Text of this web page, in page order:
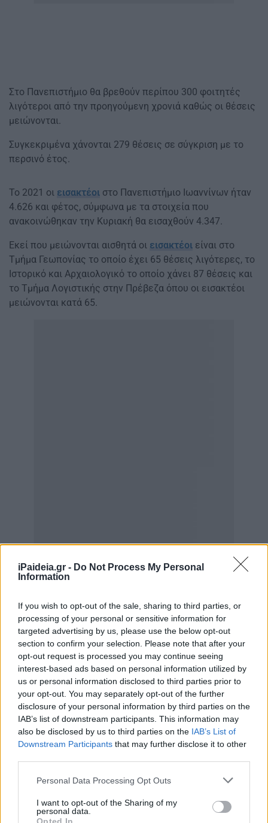
iPaideia.gr - Do Not Process My Personal
Information
If you wish to opt-out of the sale, sharing to third parties, or
processing of your personal or sensitive information for
targeted advertising by us, please use the below opt-out
section to confirm your selection. Please note that after your
opt-out request is processed you may continue seeing
interest-based ads based on personal information utilized by
us or personal information disclosed to third parties prior to
your opt-out. You may separately opt-out of the further
disclosure of your personal information by third parties on the
IAB’s list of downstream participants. This information may
also be disclosed by us to third parties on the IAB’s List of
Downstream Participants that may further disclose it to other
Please note that this website/app uses one or more Google
not limited to your visit or usage behaviour. You may click to
grant or deny consent to Google and its third-party tags to
Personal Data Processing Opt Outs
I want to opt-out of the Sharing of my
personal data.
Στο Πανεπιστήμιο θα βρεθούν περίπου 300 φοιτητές
λιγότεροι από την προηγούμενη χρονιά καθώς οι θέσεις
μειώνονται.
Συγκεκριμένα χάνονται 279 θέσεις σε σύγκριση με το
περσινό έτος.
Το 2021 οι εισακτέοι στο Πανεπιστήμιο Ιωαννίνων ήταν
4.626 και φέτος, σύμφωνα με τα στοιχεία που
ανακοινώθηκαν την Κυριακή θα εισαχθούν 4.347.
Εκεί που μειώνονται αισθητά οι εισακτέοι είναι στο
Τμήμα Γεωπονίας το οποίο έχει 65 θέσεις λιγότερες, το
Ιστορικό και Αρχαιολογικό το οποίο χάνει 87 θέσεις και
το Τμήμα Λογιστικής στην Πρέβεζα όπου οι εισακτέοι
μειώνονται κατά 65.
Αναλυτικά οι εισακτέοι στο Πανεπιστήμιο Ιωαννίνων και
συγκριτικά με πέρυσι
ΠΑΝΕΠΙΣΤΗΜΙΟ ΙΩΑΝΝΙΝΩΝ Εισακτέοι 2021
ΑΓΩΓΗΣ ΚΑΙ ΦΡΟΝΤΙΔΑΣ 170 170
ΑΡΧΙΤΕΚΤΟΝΩΝ 53
ΒΙΟΛΟΓΙΚΩΝ ΕΦΑΡΜΟΓΩΝ 131 131